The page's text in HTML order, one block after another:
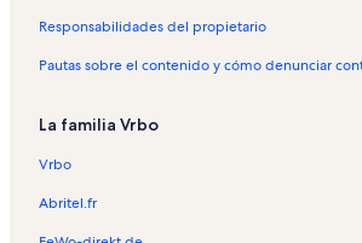
a
e
n
C
r
n
l
e
n
a
Responsabilidades del propietario
Pautas sobre el contenido y cómo denunciar
La familia Vrbo
Vrbo
Abritel.fr